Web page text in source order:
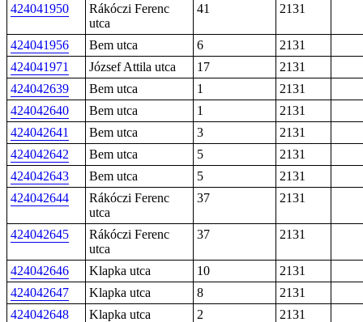
424041950
Rákóczi Ferenc
utca
41 2131
424041956 Bem utca 6
2131
424041971
József Attila utca 17
2131
424042639
Bem utca 1
2131
424042640
Bem utca 1
2131
424042641
Bem utca 3
2131
424042642
Bem utca 5
2131
424042643
Bem utca 5
2131
424042644
Rákóczi Ferenc
utca
37 2131
424042645
Rákóczi Ferenc
utca
37 2131
424042646 Klapka utca 10
2131
424042647
Klapka utca 8
2131
424042648
Klapka utca 2
2131